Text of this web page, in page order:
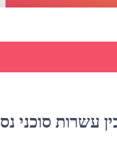
עשרות סוכני